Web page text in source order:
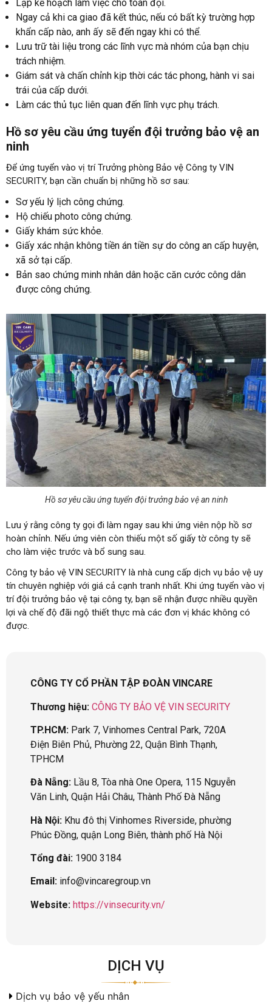
Lập kế hoạch làm việc cho toàn đội.
Ngay cả khi ca giao đã kết thúc, nếu có bất kỳ trường hợp
khẩn cấp nào, anh ấy sẽ đến ngay khi có thể.
Lưu trữ tài liệu trong các lĩnh vực mà nhóm của bạn chịu
trách nhiệm.
Giám sát và chấn chỉnh kịp thời các tác phong, hành vi sai
trái của cấp dưới.
Làm các thủ tục liên quan đến lĩnh vực phụ trách.
Hồ sơ yêu cầu ứng tuyển đội trưởng bảo vệ an
ninh
Để ứng tuyển vào vị trí Trưởng phòng Bảo vệ Công ty VIN
SECURITY, bạn cần chuẩn bị những hồ sơ sau:
Sơ yếu lý lịch công chứng.
Hộ chiếu photo công chứng.
Giấy khám sức khỏe.
Giấy xác nhận không tiền án tiền sự do công an cấp huyện,
xã sở tại cấp.
Bản sao chứng minh nhân dân hoặc căn cước công dân
được công chứng.
Hồ sơ yêu cầu ứng tuyển đội trưởng bảo vệ an ninh
Lưu ý rằng công ty gọi đi làm ngay sau khi ứng viên nộp hồ sơ
hoàn chỉnh. Nếu ứng viên còn thiếu một số giấy tờ công ty sẽ
cho làm việc trước và bổ sung sau.
Công ty bảo vệ VIN SECURITY là nhà cung cấp dịch vụ bảo vệ uy
tín chuyên nghiệp với giá cả cạnh tranh nhất. Khi ứng tuyển vào vị
trí đội trưởng bảo vệ tại công ty, bạn sẽ nhận được nhiều quyền
lợi và chế độ đãi ngộ thiết thực mà các đơn vị khác không có
được.
CÔNG TY CỔ PHẦN TẬP ĐOÀN VINCARE
Thương hiệu: CÔNG TY BẢO VỆ VIN SECURITY
TP.HCM: Park 7, Vinhomes Central Park, 720A
Điện Biên Phủ, Phường 22, Quận Bình Thạnh,
TPHCM
Đà Nẵng: Lầu 8, Tòa nhà One Opera, 115 Nguyễn
Văn Linh, Quận Hải Châu, Thành Phố Đà Nẵng
Hà Nội: Khu đô thị Vinhomes Riverside, phường
Phúc Đồng, quận Long Biên, thành phố Hà Nội
Tổng đài: 1900 3184
Email: info@vincaregroup.vn
Website: https://vinsecurity.vn/
DỊCH VỤ
Dịch vụ bảo vệ yếu nhân